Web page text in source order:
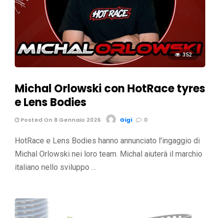
352
Michal Orlowski con HotRace tyres
e Lens Bodies
Posted On 8 Gennaio 2026 Gigi 0
HotRace e Lens Bodies hanno annunciato l'ingaggio di
Michal Orlowski nei loro team. Michal aiuterà il marchio
italiano nello sviluppo …